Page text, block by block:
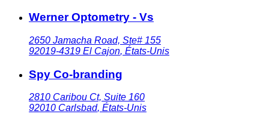
Werner Optometry - Vs
2650 Jamacha Road, Ste# 155
92019-4319 El Cajon, États-Unis
Spy Co-branding
2810 Caribou Ct, Suite 160
92010 Carlsbad, États-Unis